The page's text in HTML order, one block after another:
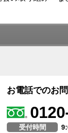
お電話でのお
受付時間